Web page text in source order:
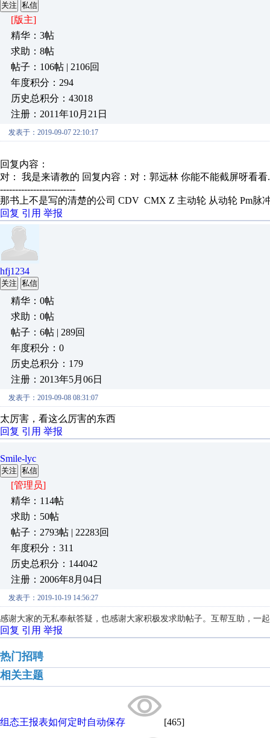
关注 私信
[版主]
精华：3帖
求助：8帖
帖子：106帖 | 2106回
年度积分：294
历史总积分：43018
注册：2011年10月21日
发表于：2019-09-07 22:10:17
回复内容：
对： 我是来请教的 回复内容：对：郭远林 你能不能截屏呀看
-------------------------
那书上不是写的清楚的公司 CDV CMX Z 主动轮 从动轮 Pm脉
回复 引用 举报
hfj1234
关注 私信
精华：0帖
求助：0帖
帖子：6帖 | 289回
年度积分：0
历史总积分：179
注册：2013年5月06日
发表于：2019-09-08 08:31:07
太厉害，看这么厉害的东西
回复 引用 举报
Smile-lyc
关注 私信
[管理员]
精华：114帖
求助：50帖
帖子：2793帖 | 22283回
年度积分：311
历史总积分：144042
注册：2006年8月04日
发表于：2019-10-19 14:56:27
感谢大家的无私奉献答疑，也感谢大家积极发求助帖子。互帮互助，一
回复 引用 举报
热门招聘
相关主题
组态王报表如何定时自动保存 [465]